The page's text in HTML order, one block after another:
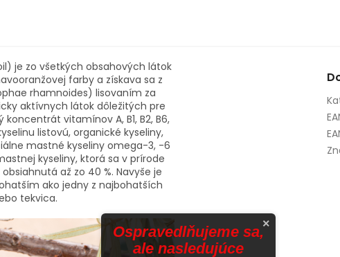
je zo všetkých obsahových látok
farby a získava sa z
rhamnoides) lisovaním za
aktívnych látok dôležitých pre
vitamínov A, B1, B2, B6,
listovú, organické kyseliny,
mastné kyseliny omega-3, -6
kyseliny, ktorá sa v prírode
až zo 40 %. Navyše je
ako jedny z najbohatších
tekvica.
×
Ospravedlňujeme sa,
ale nasledujúce